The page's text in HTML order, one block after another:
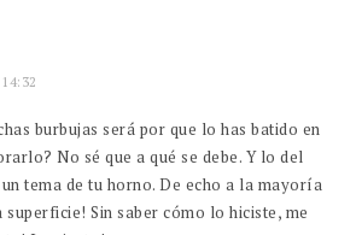
burbujas será por que lo has batido en
No sé que a qué se debe. Y lo del
tema de tu horno. De echo a la mayoría
superficie! Sin saber cómo lo hiciste, me